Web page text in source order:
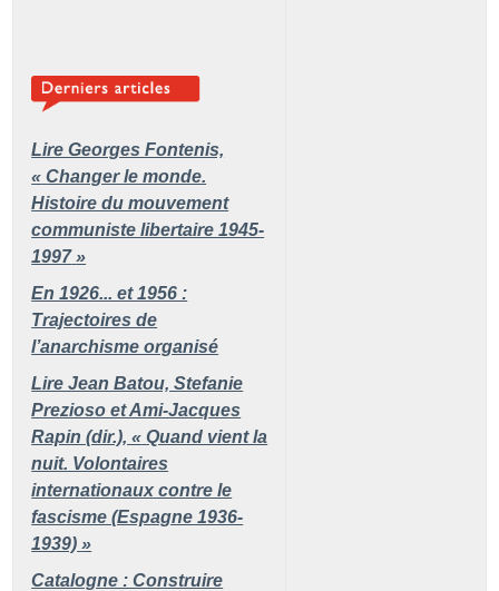
Lire Georges Fontenis,
« Changer le monde.
Histoire du mouvement
communiste libertaire 1945-
1997 »
En 1926... et 1956 :
Trajectoires de
l’anarchisme organisé
Lire Jean Batou, Stefanie
Prezioso et Ami-Jacques
Rapin (dir.), « Quand vient la
nuit. Volontaires
internationaux contre le
fascisme (Espagne 1936-
1939) »
Catalogne : Construire